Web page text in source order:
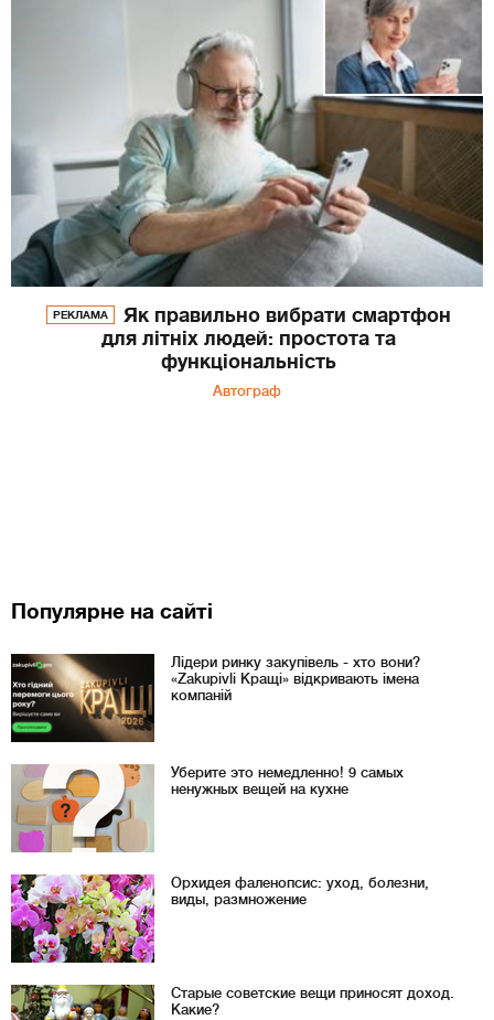
РЕКЛАМА
Як правильно вибрати смартфон
для літніх людей: простота та
функціональність
Автограф
Популярне на сайті
Лідери ринку закупівель - хто вони?
«Zakupivli Кращі» відкривають імена
компаній
Уберите это немедленно! 9 самых
ненужных вещей на кухне
Орхидея фаленопсис: уход, болезни,
виды, размножение
Старые советские вещи приносят доход.
Какие?